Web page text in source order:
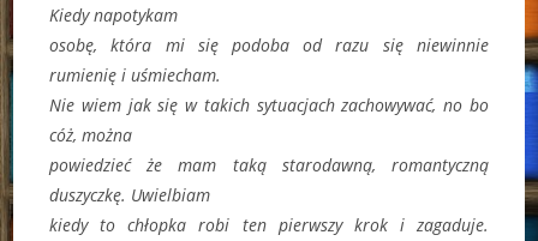
Kiedy napotykam
osobę, która mi się podoba od razu się niewinnie
rumienię i uśmiecham.
Nie wiem jak się w takich sytuacjach zachowywać, no bo
cóż, można
powiedzieć że mam taką starodawną, romantyczną
duszyczkę. Uwielbiam
kiedy to chłopka robi ten pierwszy krok i zagaduje.